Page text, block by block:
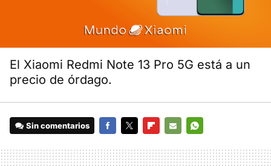
El Xiaomi Redmi Note 13 Pro 5G está a un
precio de órdago.
Sin comentarios
MAIL